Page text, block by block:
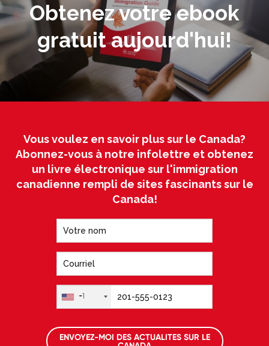
Obtenez votre ebook
gratuit aujourd'hui!
Vous voulez en savoir plus sur le Canada?
Abonnez-vous à notre infolettre et obtenez
un livre électronique sur l'immigration
canadienne rempli de sites fascinants sur le
Canada!
+1
ENVOYEZ-MOI DES ACTUALITES SUR LE